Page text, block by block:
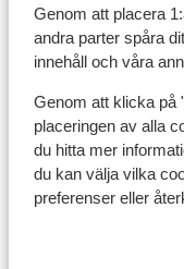
Genom att placera
andra parter spåra
innehåll och våra
Genom att klicka på
placeringen av alla
du hitta mer
du kan välja vilka
preferenser eller
Avstånd till
Närmaste butiker
Närmaste kiosk
På en trafikerad
Liftkort/